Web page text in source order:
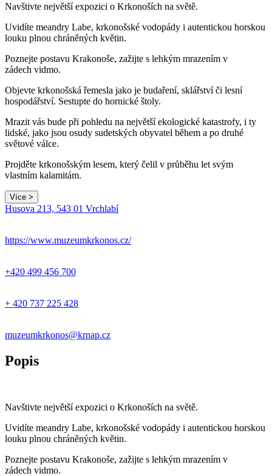
Navštivte největší expozici o Krkonoších na světě.
Uvidíte meandry Labe, krkonošské vodopády i autentickou horskou
louku plnou chráněných květin.
Poznejte postavu Krakonoše, zažijte s lehkým mrazením v
zádech vidmo.
Objevte krkonošská řemesla jako je budaření, sklářství či lesní
hospodářství. Sestupte do hornické štoly.
Mrazit vás bude při pohledu na největší ekologické katastrofy, i ty
lidské, jako jsou osudy sudetských obyvatel během a po druhé
světové válce.
Projděte krkonošským lesem, který čelil v průběhu let svým
vlastním kalamitám.
Více >
−
Husova 213, 543 01 Vrchlabí
https://www.muzeumkrkonos.cz/
+420 499 456 700
+ 420 737 225 428
muzeumkrkonos@krnap.cz
Popis
Navštivte největší expozici o Krkonoších na světě.
Uvidíte meandry Labe, krkonošské vodopády i autentickou horskou
louku plnou chráněných květin.
Poznejte postavu Krakonoše, zažijte s lehkým mrazením v
zádech vidmo.